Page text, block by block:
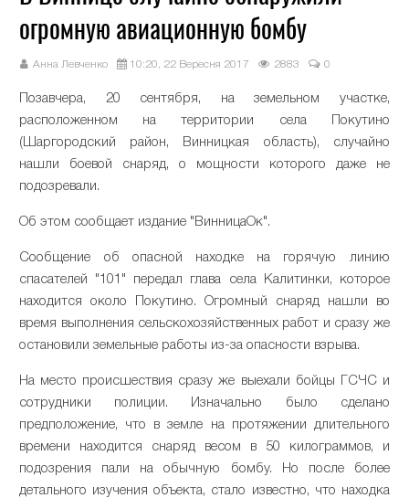
огромную авиационную бомбу
Анна Левченко 10:20, 22 Вересня 2017 2883 0
Позавчера, 20 сентября, на земельном участке,
расположенном на территории села Покутино
(Шаргородский район, Винницкая область), случайно
нашли боевой снаряд, о мощности которого даже не
подозревали.
Об этом сообщает издание "ВинницаОк".
Сообщение об опасной находке на горячую линию
спасателей "101" передал глава села Калитинки, которое
находится около Покутино. Огромный снаряд нашли во
время выполнения сельскохозяйственных работ и сразу же
остановили земельные работы из-за опасности взрыва.
На место происшествия сразу же выехали бойцы ГСЧС и
сотрудники полиции. Изначально было сделано
предположение, что в земле на протяжении длительного
времени находится снаряд весом в 50 килограммов, и
подозрения пали на обычную бомбу. Но после более
детального изучения объекта, стало известно, что находка